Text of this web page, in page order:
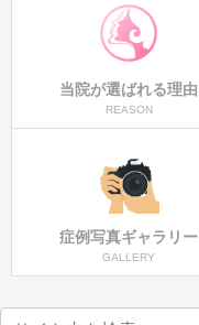
当院が選ばれる理由
REASON
症例写真ギャラリー
GALLERY